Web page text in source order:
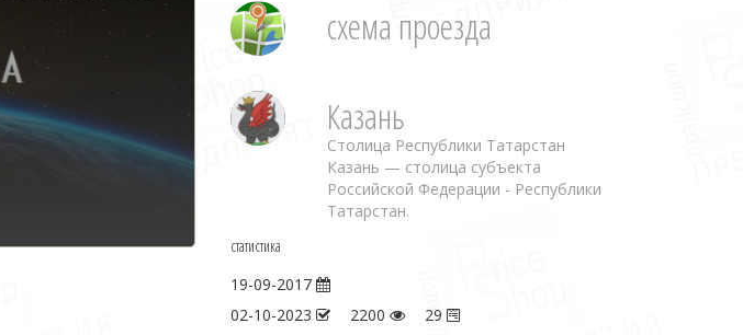
схема проезда
Казань
Столица Республики Татарстан
Казань — столица субъекта
Российской Федерации - Республики
Татарстан.
статистика
19-09-2017
02-10-2023
2200 29